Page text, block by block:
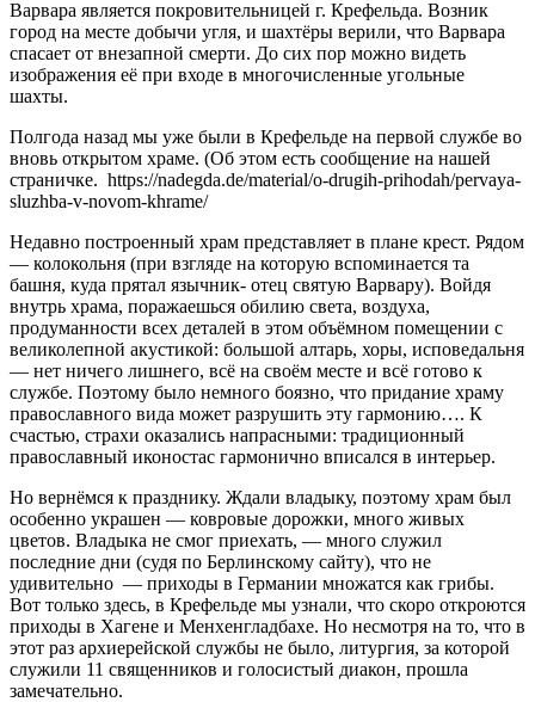
Варвара является покровительницей г. Крефельда. Возник
город на месте добычи угля, и шахтёры верили, что Варвара
спасает от внезапной смерти. До сих пор можно видеть
изображения её при входе в многочисленные угольные
шахты.
Полгода назад мы уже были в Крефельде на первой службе во
вновь открытом храме. (Об этом есть сообщение на нашей
страничке. https://nadegda.de/material/o-drugih-prihodah/pervaya-
sluzhba-v-novom-khrame/
Недавно построенный храм представляет в плане крест. Рядом
— колокольня (при взгляде на которую вспоминается та
башня, куда прятал язычник- отец святую Варвару). Войдя
внутрь храма, поражаешься обилию света, воздуха,
продуманности всех деталей в этом объёмном помещении с
великолепной акустикой: большой алтарь, хоры, исповедальня
— нет ничего лишнего, всё на своём месте и всё готово к
службе. Поэтому было немного боязно, что придание храму
православного вида может разрушить эту гармонию…. К
счастью, страхи оказались напрасными: традиционный
православный иконостас гармонично вписался в интерьер.
Но вернёмся к празднику. Ждали владыку, поэтому храм был
особенно украшен — ковровые дорожки, много живых
цветов. Владыка не смог приехать, — много служил
последние дни (судя по Берлинскому сайту), что не
удивительно — приходы в Германии множатся как грибы.
Вот только здесь, в Крефельде мы узнали, что скоро откроются
приходы в Хагене и Менхенгладбахе. Но несмотря на то, что в
этот раз архиерейской службы не было, литургия, за которой
служили 11 священников и голосистый диакон, прошла
замечательно.